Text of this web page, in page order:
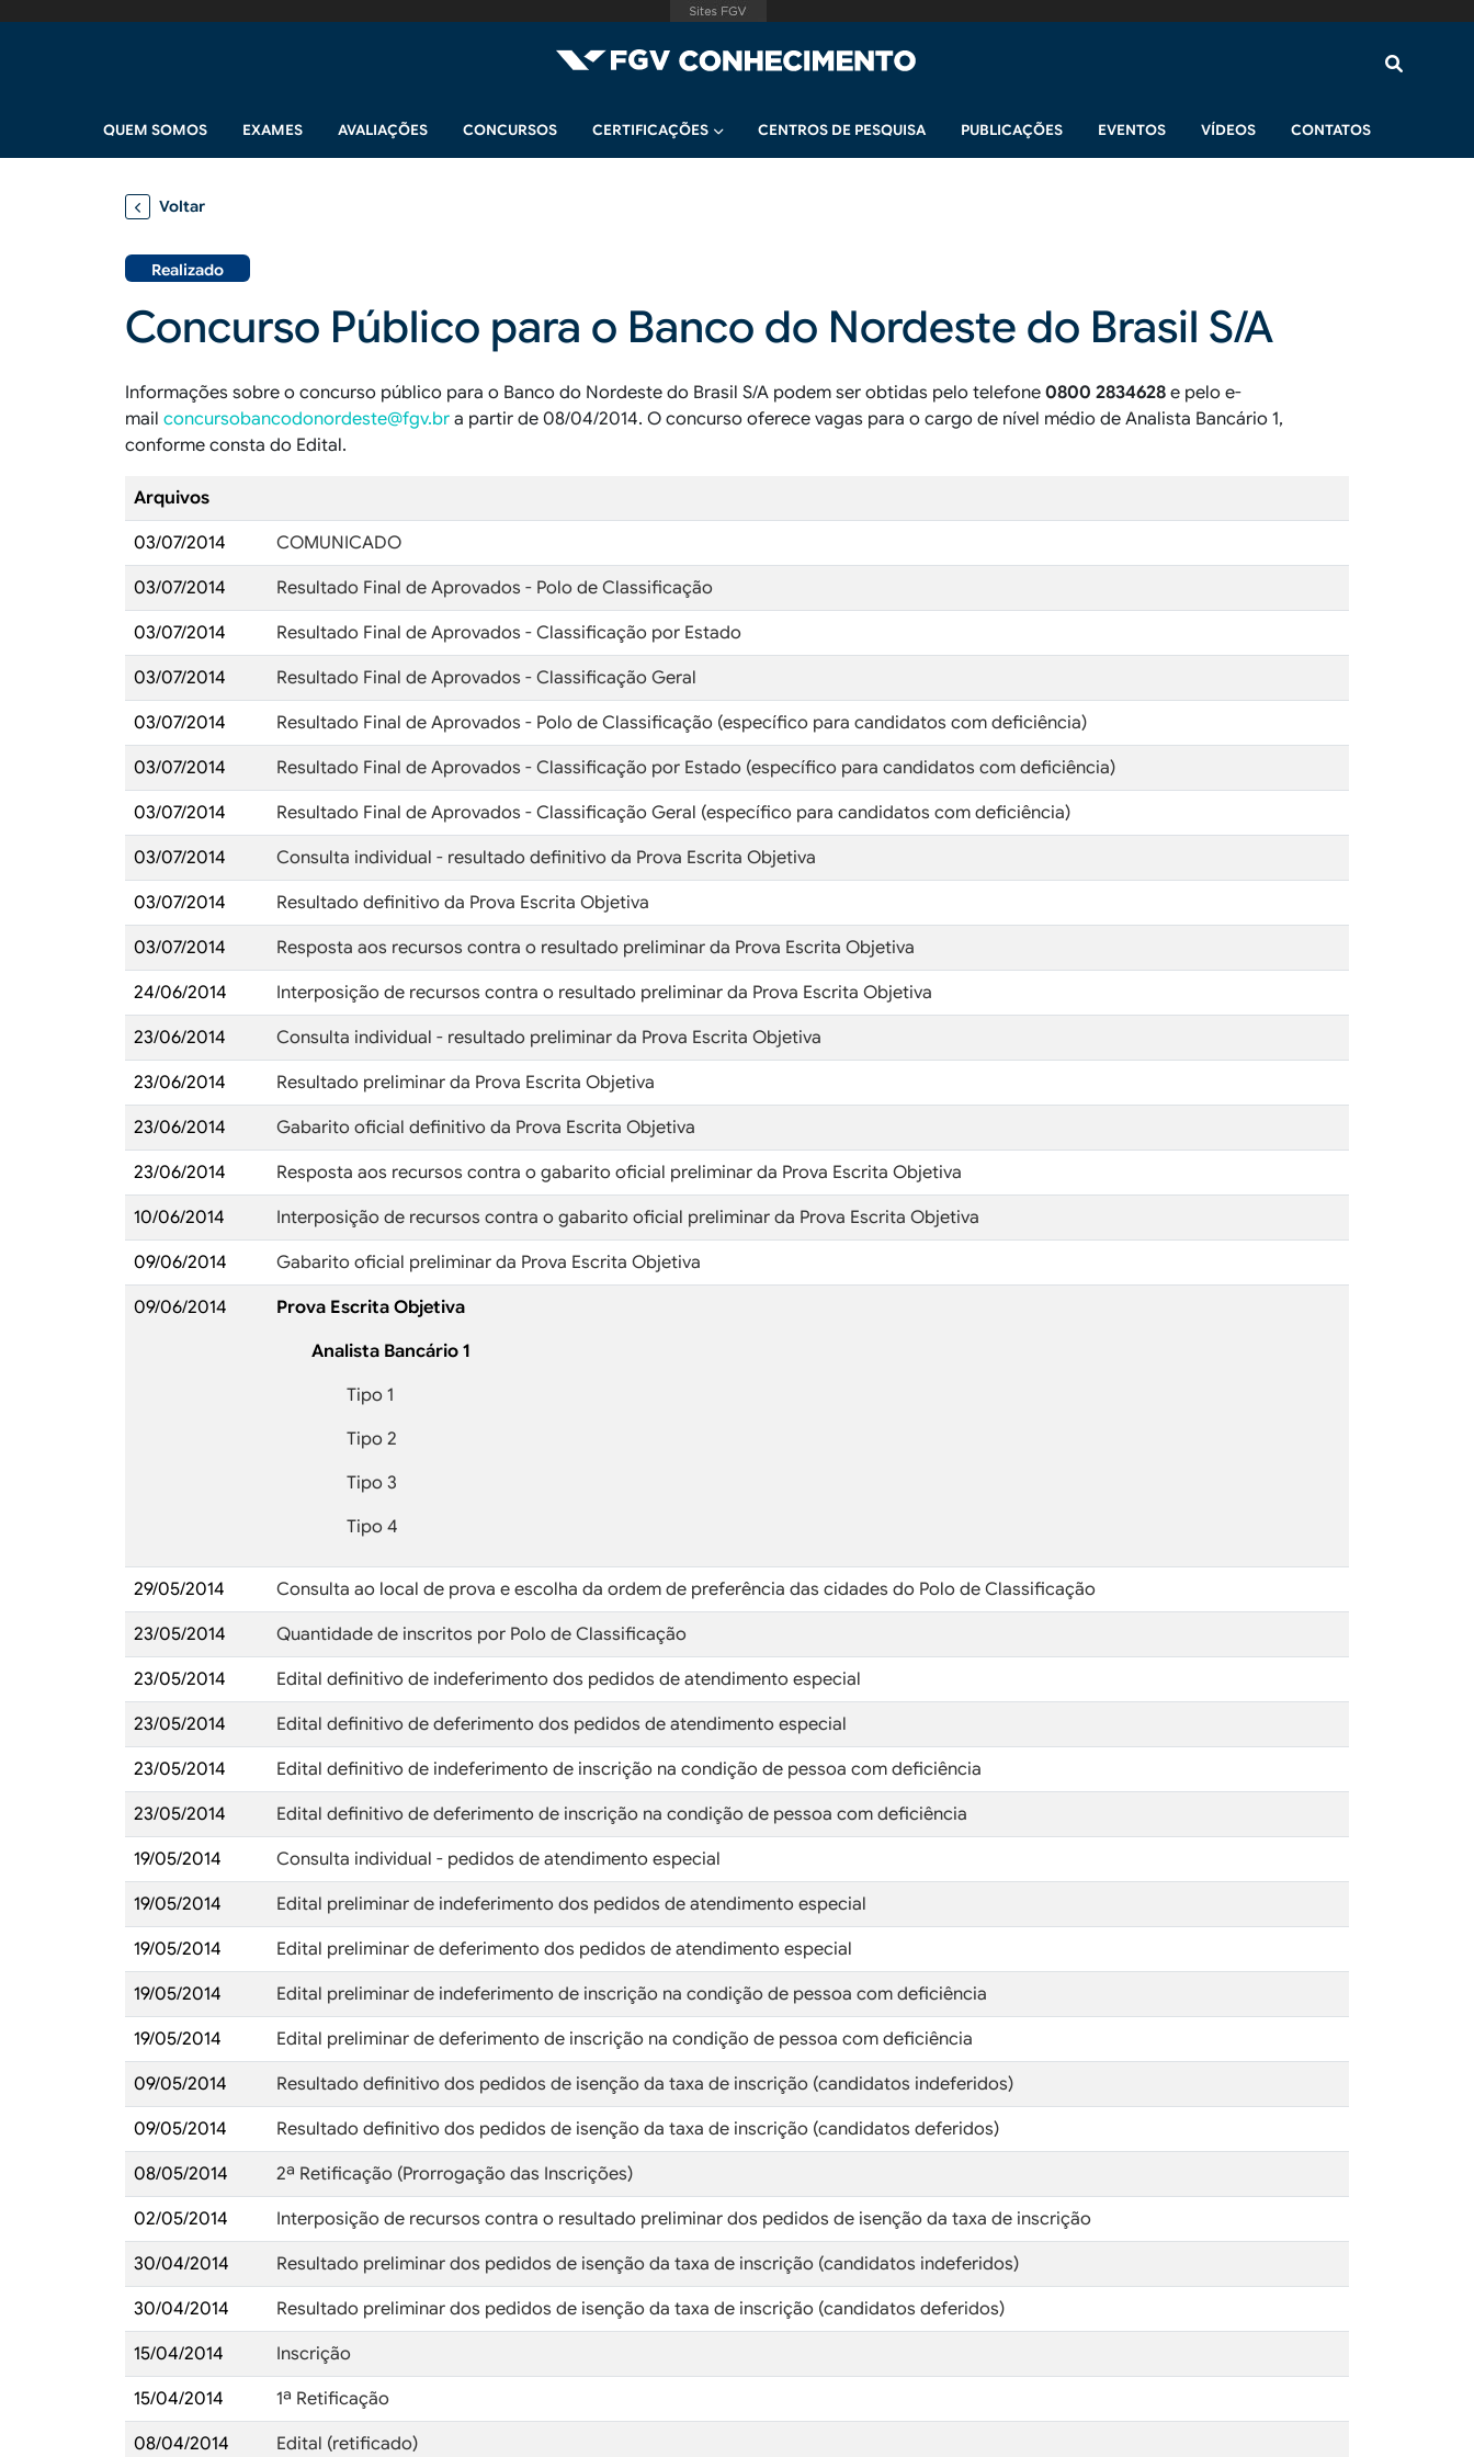
Navegação principal
QUEM SOMOS EXAMES AVALIAÇÕES CONCURSOS CERTIFICAÇÕES CENTROS DE PESQUISA PUBLICAÇÕES EVENTOS VÍDEOS CONTATOS
Voltar
Realizado
Concurso Público para o Banco do Nordeste do Brasil S/A
Informações sobre o concurso público para o Banco do Nordeste do Brasil S/A podem ser obtidas pelo telefone 0800 2834628 e pelo e-
mail concursobancodonordeste@fgv.br a partir de 08/04/2014. O concurso oferece vagas para o cargo de nível médio de Analista Bancário 1,
conforme consta do Edital.
Arquivos
03/07/2014 COMUNICADO
03/07/2014 Resultado Final de Aprovados - Polo de Classificação
03/07/2014 Resultado Final de Aprovados - Classificação por Estado
03/07/2014 Resultado Final de Aprovados - Classificação Geral
03/07/2014 Resultado Final de Aprovados - Polo de Classificação (específico para candidatos com deficiência)
03/07/2014 Resultado Final de Aprovados - Classificação por Estado (específico para candidatos com deficiência)
03/07/2014 Resultado Final de Aprovados - Classificação Geral (específico para candidatos com deficiência)
03/07/2014 Consulta individual - resultado definitivo da Prova Escrita Objetiva
03/07/2014 Resultado definitivo da Prova Escrita Objetiva
03/07/2014 Resposta aos recursos contra o resultado preliminar da Prova Escrita Objetiva
24/06/2014 Interposição de recursos contra o resultado preliminar da Prova Escrita Objetiva
23/06/2014 Consulta individual - resultado preliminar da Prova Escrita Objetiva
23/06/2014 Resultado preliminar da Prova Escrita Objetiva
23/06/2014 Gabarito oficial definitivo da Prova Escrita Objetiva
23/06/2014 Resposta aos recursos contra o gabarito oficial preliminar da Prova Escrita Objetiva
10/06/2014 Interposição de recursos contra o gabarito oficial preliminar da Prova Escrita Objetiva
09/06/2014 Gabarito oficial preliminar da Prova Escrita Objetiva
09/06/2014
Prova Escrita Objetiva
Analista Bancário 1
Tipo 1
Tipo 2
Tipo 3
Tipo 4
29/05/2014 Consulta ao local de prova e escolha da ordem de preferência das cidades do Polo de Classificação
23/05/2014 Quantidade de inscritos por Polo de Classificação
23/05/2014 Edital definitivo de indeferimento dos pedidos de atendimento especial
23/05/2014 Edital definitivo de deferimento dos pedidos de atendimento especial
23/05/2014 Edital definitivo de indeferimento de inscrição na condição de pessoa com deficiência
23/05/2014 Edital definitivo de deferimento de inscrição na condição de pessoa com deficiência
19/05/2014 Consulta individual - pedidos de atendimento especial
19/05/2014 Edital preliminar de indeferimento dos pedidos de atendimento especial
19/05/2014 Edital preliminar de deferimento dos pedidos de atendimento especial
19/05/2014 Edital preliminar de indeferimento de inscrição na condição de pessoa com deficiência
19/05/2014 Edital preliminar de deferimento de inscrição na condição de pessoa com deficiência
09/05/2014 Resultado definitivo dos pedidos de isenção da taxa de inscrição (candidatos indeferidos)
09/05/2014 Resultado definitivo dos pedidos de isenção da taxa de inscrição (candidatos deferidos)
08/05/2014 2ª Retificação (Prorrogação das Inscrições)
02/05/2014 Interposição de recursos contra o resultado preliminar dos pedidos de isenção da taxa de inscrição
30/04/2014 Resultado preliminar dos pedidos de isenção da taxa de inscrição (candidatos indeferidos)
30/04/2014 Resultado preliminar dos pedidos de isenção da taxa de inscrição (candidatos deferidos)
15/04/2014 Inscrição
15/04/2014 1ª Retificação
08/04/2014 Edital (retificado)